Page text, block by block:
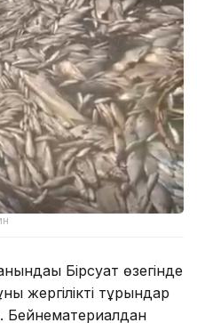
Бірсуат өзегінде
жергілікті тұрғындар
Бейнематериалдан